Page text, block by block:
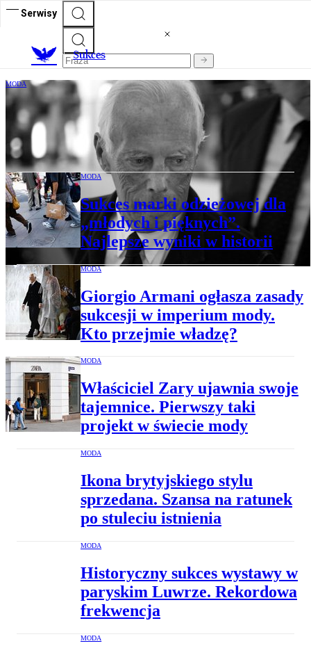
Serwisy
Sukces
MODA
Giorgio Armani nie żyje. Był jednym z
najsłynniejszych projektantów świata
mody
MODA
Sukces marki odzieżowej dla
„młodych i pięknych”.
Najlepsze wyniki w historii
MODA
Giorgio Armani ogłasza zasady
sukcesji w imperium mody.
Kto przejmie władzę?
MODA
Właściciel Zary ujawnia swoje
tajemnice. Pierwszy taki
projekt w świecie mody
MODA
Ikona brytyjskiego stylu
sprzedana. Szansa na ratunek
po stuleciu istnienia
MODA
Historyczny sukces wystawy w
paryskim Luwrze. Rekordowa
frekwencja
MODA